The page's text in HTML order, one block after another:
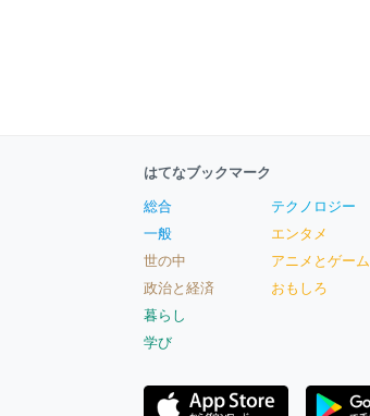
はてなブックマーク
総合
一般
世の中
政治と経済
暮らし
学び
テクノロジー
エンタメ
アニメとゲーム
おもしろ